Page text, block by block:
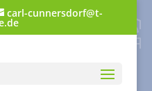
carl-cunnersdorf@t-